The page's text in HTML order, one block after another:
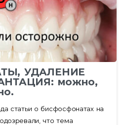
УДАЛЕНИЕ
можно,
статьи о бисфосфонатах на
что тема